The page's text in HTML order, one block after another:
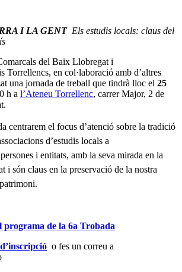
I LA GENT Els estudis locals: claus del
del Baix Llobregat i
Torrellencs, en col·laboració amb d’altres
una jornada de treball que tindrà lloc el 25
h a l’Ateneu Torrellenc, carrer Major, 2 de
centrarem el focus d’atenció sobre la tradició
d’estudis locals a
i entitats, amb la seva mirada en la
i són claus en la preservació de la nostra
programa de la 6a Trobada
o fes un correu a